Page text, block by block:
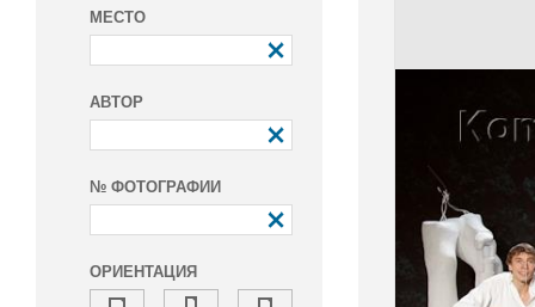
МЕСТО
АВТОР
№ ФОТОГРАФИИ
ОРИЕНТАЦИЯ